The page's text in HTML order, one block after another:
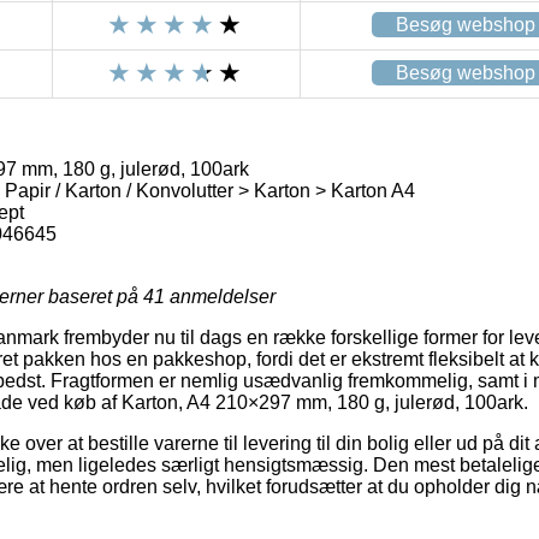
Besøg webshop
Besøg webshop
mm, 180 g, julerød, 100ark
/ Karton / Konvolutter > Karton > Karton A4
baseret på 41 anmeldelser
frembyder nu til dags en række forskellige former for
pakken hos en pakkeshop, fordi det er ekstremt fleksibelt at
Fragtformen er nemlig usædvanlig fremkommelig, samt
ved køb af Karton, A4 210×297 mm, 180 g, julerød, 100ark.
over at bestille varerne til levering til din bolig eller ud på dit
men ligeledes særligt hensigtsmæssig. Den mest
at hente ordren selv, hvilket forudsætter at du opholder dig